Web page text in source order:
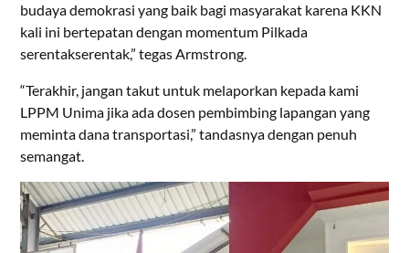
budaya demokrasi yang baik bagi masyarakat karena KKN
kali ini bertepatan dengan momentum Pilkada
serentakserentak,” tegas Armstrong.
“Terakhir, jangan takut untuk melaporkan kepada kami
LPPM Unima jika ada dosen pembimbing lapangan yang
meminta dana transportasi,” tandasnya dengan penuh
semangat.